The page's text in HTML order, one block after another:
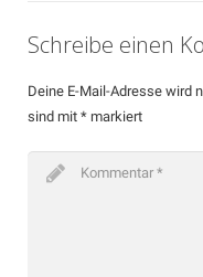
Schreibe einen
Deine E-Mail-Adresse wird
sind mit * markiert